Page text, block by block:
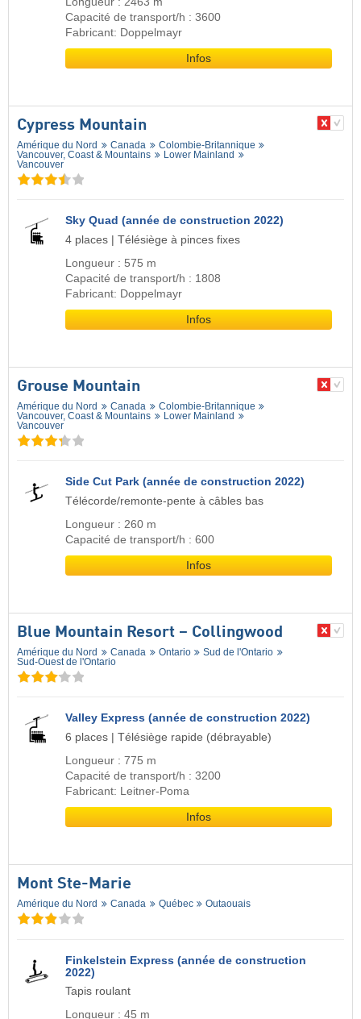
Capacité de transport/h : 3600
Fabricant: Doppelmayr
Infos
Cypress Mountain
Amérique du Nord Canada
Colombie-Britannique
Vancouver, Coast & Mountains
Lower Mainland
Vancouver
Sky Quad (année de construction 2022)
4 places | Télésiège à pinces fixes
Longueur : 575 m
Capacité de transport/h : 1808
Fabricant: Doppelmayr
Infos
Grouse Mountain
Amérique du Nord Canada
Colombie-Britannique
Vancouver, Coast & Mountains
Lower Mainland
Vancouver
Side Cut Park (année de construction 2022)
Télécorde/remonte-pente à câbles bas
Longueur : 260 m
Capacité de transport/h : 600
Infos
Blue Mountain Resort – Collingwood
Amérique du Nord Canada Ontario
Sud de l'Ontario
Sud-Ouest de l'Ontario
Valley Express (année de construction 2022)
6 places | Télésiège rapide (débrayable)
Longueur : 775 m
Capacité de transport/h : 3200
Fabricant: Leitner-Poma
Infos
Mont Ste-Marie
Amérique du Nord Canada Québec Outaouais
Finkelstein Express (année de construction
2022)
Tapis roulant
Longueur : 45 m